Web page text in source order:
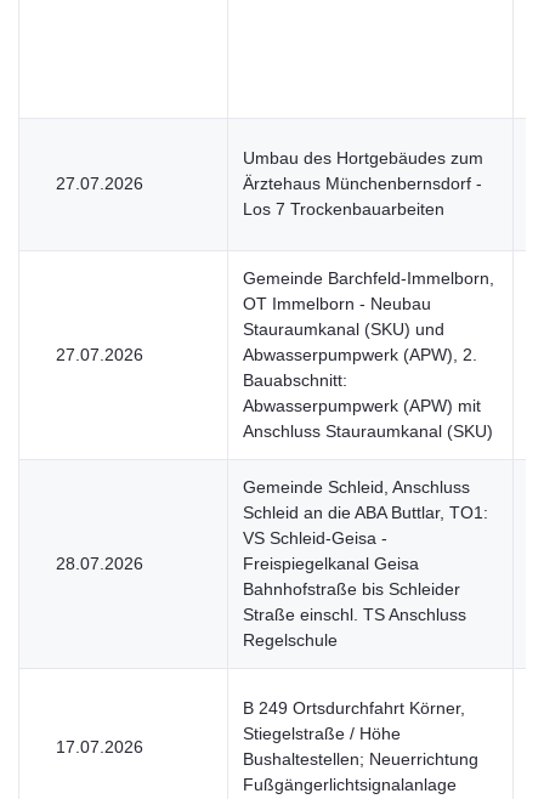
27.07.2026
Umbau des Hortgebäudes zum
Ärztehaus Münchenbernsdorf -
Los 7 Trockenbauarbeiten
27.07.2026
Gemeinde Barchfeld-Immelborn,
OT Immelborn - Neubau
Stauraumkanal (SKU) und
Abwasserpumpwerk (APW), 2.
Bauabschnitt:
Abwasserpumpwerk (APW) mit
Anschluss Stauraumkanal (SKU)
28.07.2026
Gemeinde Schleid, Anschluss
Schleid an die ABA Buttlar, TO1:
VS Schleid-Geisa -
Freispiegelkanal Geisa
Bahnhofstraße bis Schleider
Straße einschl. TS Anschluss
Regelschule
17.07.2026
B 249 Ortsdurchfahrt Körner,
Stiegelstraße / Höhe
Bushaltestellen; Neuerrichtung
Fußgängerlichtsignalanlage